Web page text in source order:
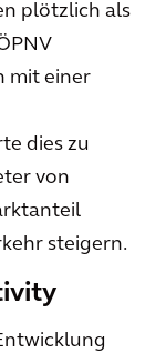
plötzlich als
mit einer
dies zu
von
steigern.